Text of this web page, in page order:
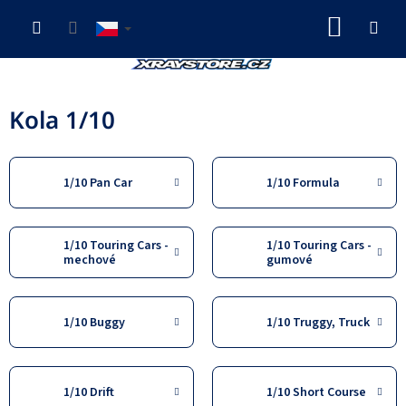
Kola 1/10
1/10 Pan Car 1/10 Formula
1/10 Touring Cars -
mechové
1/10 Touring Cars -
gumové
1/10 Buggy 1/10 Truggy, Truck
1/10 Drift 1/10 Short Course